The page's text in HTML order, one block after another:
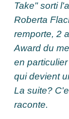
Take" sorti
Roberta
remporte, 2
Award du
en
qui devient
La suite?
raconte.